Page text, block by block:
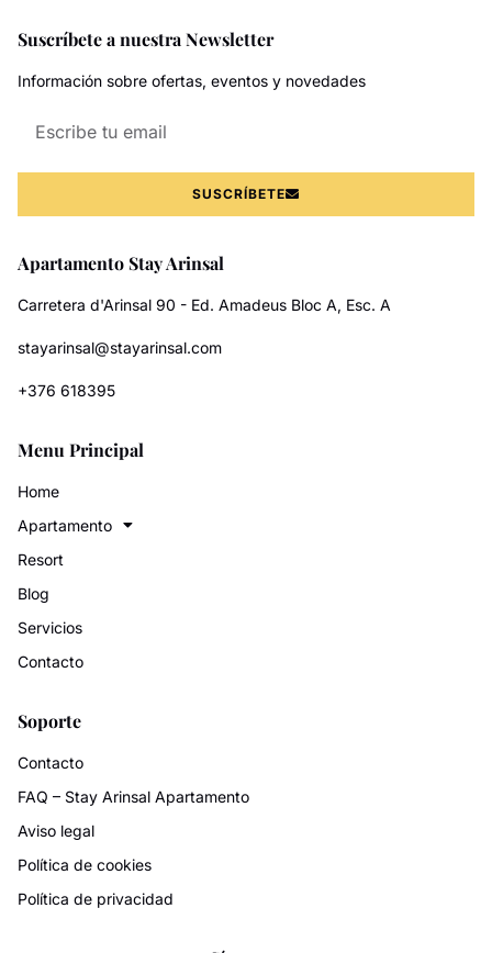
Suscríbete a nuestra Newsletter
Información sobre ofertas, eventos y novedades
SUSCRÍBETE
Apartamento Stay Arinsal
Carretera d'Arinsal 90 - Ed. Amadeus Bloc A, Esc. A
stayarinsal@stayarinsal.com
+376 618395
Menu Principal
Home
Apartamento
Resort
Blog
Servicios
Contacto
Soporte
Contacto
FAQ – Stay Arinsal Apartamento
Aviso legal
Política de cookies
Política de privacidad